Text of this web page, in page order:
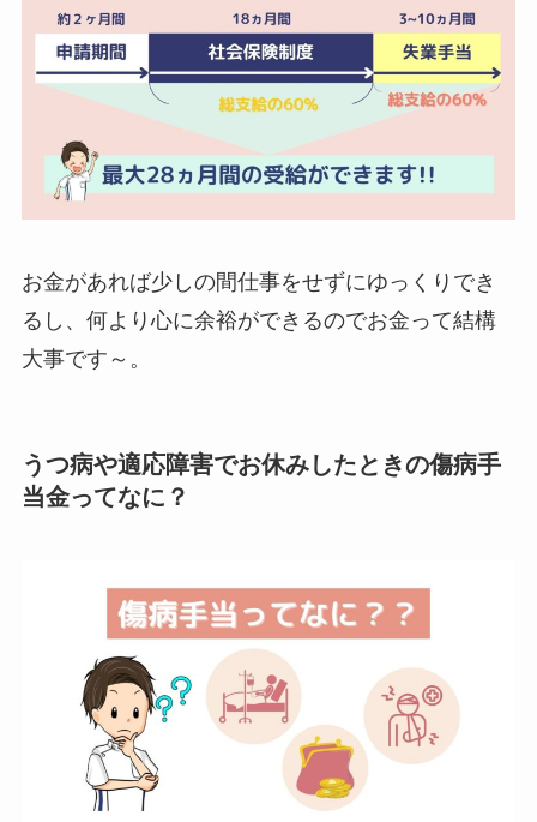
お金があれば少しの間仕事をせずにゆっくりでき
るし、何より心に余裕ができるのでお金って結構
大事です～。
うつ病や適応障害でお休みしたときの傷病手
当金ってなに？